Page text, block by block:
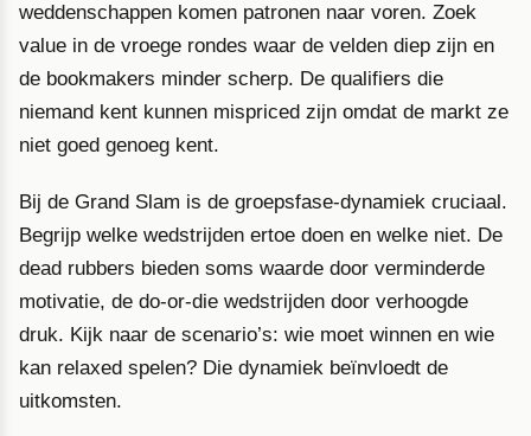
weddenschappen komen patronen naar voren. Zoek
value in de vroege rondes waar de velden diep zijn en
de bookmakers minder scherp. De qualifiers die
niemand kent kunnen mispriced zijn omdat de markt ze
niet goed genoeg kent.
Bij de Grand Slam is de groepsfase-dynamiek cruciaal.
Begrijp welke wedstrijden ertoe doen en welke niet. De
dead rubbers bieden soms waarde door verminderde
motivatie, de do-or-die wedstrijden door verhoogde
druk. Kijk naar de scenario’s: wie moet winnen en wie
kan relaxed spelen? Die dynamiek beïnvloedt de
uitkomsten.